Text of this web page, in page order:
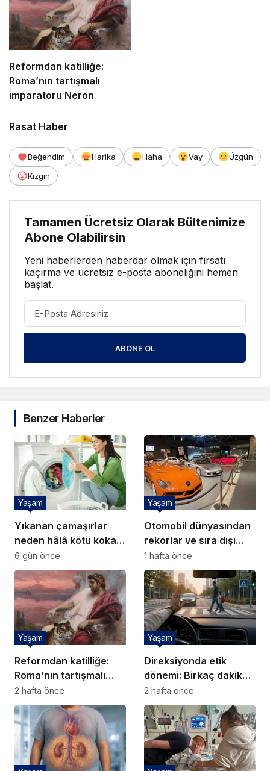
Reformdan katilliğe:
Roma’nın tartışmalı
imparatoru Neron
Rasat Haber
Beğendim Harika Haha Vay
Üzgün
Kızgın
Tamamen Ücretsiz Olarak Bültenimize
Abone Olabilirsin
Yeni haberlerden haberdar olmak için fırsatı
kaçırma ve ücretsiz e-posta aboneliğini hemen
başlat.
ABONE OL
Benzer Haberler
Yıkanan çamaşırlar
neden hâlâ kötü kokar?
8 yaygın hata
Yaşam
6 gün önce
Otomobil dünyasından
rekorlar ve sıra dışı
hikayeler
Yaşam
1 hafta önce
Reformdan katilliğe:
Roma’nın tartışmalı
imparatoru Neron
Yaşam
2 hafta önce
Direksiyonda etik
dönemi: Birkaç dakika
için riske girmeyin
Yaşam
2 hafta önce